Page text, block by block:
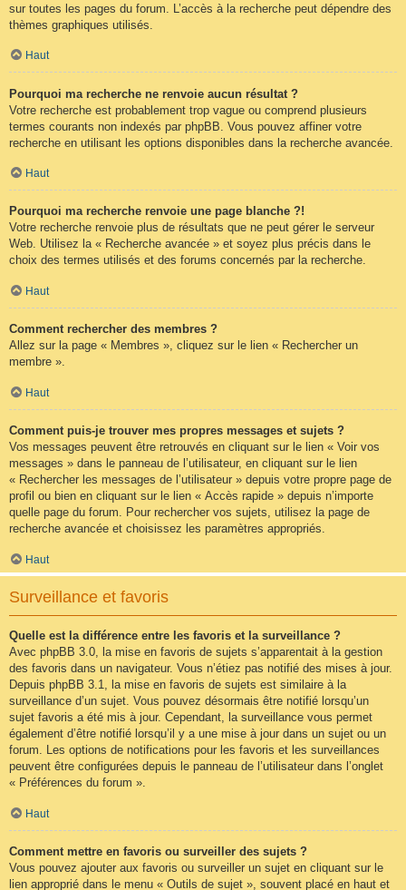
sur toutes les pages du forum. L’accès à la recherche peut dépendre des
thèmes graphiques utilisés.
Haut
Pourquoi ma recherche ne renvoie aucun résultat ?
Votre recherche est probablement trop vague ou comprend plusieurs
termes courants non indexés par phpBB. Vous pouvez affiner votre
recherche en utilisant les options disponibles dans la recherche avancée.
Haut
Pourquoi ma recherche renvoie une page blanche ?!
Votre recherche renvoie plus de résultats que ne peut gérer le serveur
Web. Utilisez la « Recherche avancée » et soyez plus précis dans le
choix des termes utilisés et des forums concernés par la recherche.
Haut
Comment rechercher des membres ?
Allez sur la page « Membres », cliquez sur le lien « Rechercher un
membre ».
Haut
Comment puis-je trouver mes propres messages et sujets ?
Vos messages peuvent être retrouvés en cliquant sur le lien « Voir vos
messages » dans le panneau de l’utilisateur, en cliquant sur le lien
« Rechercher les messages de l’utilisateur » depuis votre propre page de
profil ou bien en cliquant sur le lien « Accès rapide » depuis n’importe
quelle page du forum. Pour rechercher vos sujets, utilisez la page de
recherche avancée et choisissez les paramètres appropriés.
Haut
Surveillance et favoris
Quelle est la différence entre les favoris et la surveillance ?
Avec phpBB 3.0, la mise en favoris de sujets s’apparentait à la gestion
des favoris dans un navigateur. Vous n’étiez pas notifié des mises à jour.
Depuis phpBB 3.1, la mise en favoris de sujets est similaire à la
surveillance d’un sujet. Vous pouvez désormais être notifié lorsqu’un
sujet favoris a été mis à jour. Cependant, la surveillance vous permet
également d’être notifié lorsqu’il y a une mise à jour dans un sujet ou un
forum. Les options de notifications pour les favoris et les surveillances
peuvent être configurées depuis le panneau de l’utilisateur dans l’onglet
« Préférences du forum ».
Haut
Comment mettre en favoris ou surveiller des sujets ?
Vous pouvez ajouter aux favoris ou surveiller un sujet en cliquant sur le
lien approprié dans le menu « Outils de sujet », souvent placé en haut et